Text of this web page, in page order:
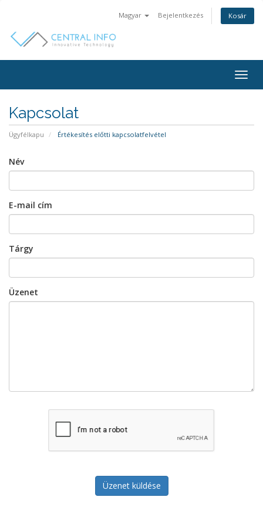
Magyar Bejelentkezés Kosár
Kapcsolat
Ügyfélkapu Értékesítés előtti kapcsolatfelvétel
Név
E-mail cím
Tárgy
Üzenet
Üzenet küldése